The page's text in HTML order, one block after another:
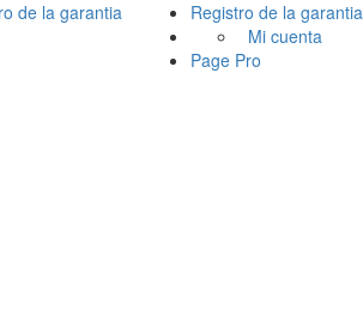
Registro de la garantia
Mi cuenta
Page Pro
de la garantia